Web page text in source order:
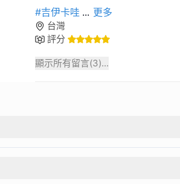
#吉伊卡哇 ... 更多
台灣
評分
顯示所有留言(3)...